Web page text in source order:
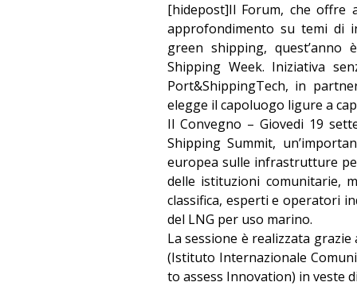
[hidepost]Il Forum, che offre
approfondimento su temi di
green shipping,
Shipping Week. Iniziativa
Port&ShippingTech, in
elegge il capoluogo ligure a
Il Convegno – Giovedi 19
Shipping Summit,
europea sulle infrastrutture
delle istituzioni comunitarie,
classifica, esperti e operatori
del LNG per uso marino.
La sessione è realizzata
(Istituto Internazionale
to assess Innovation) in veste